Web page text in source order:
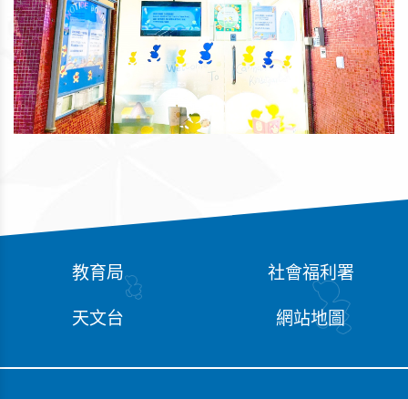
教育局
社會福利署
天文台
網站地圖